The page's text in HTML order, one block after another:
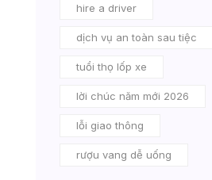
hire a driver
dịch vụ an toàn sau tiệc
tuổi thọ lốp xe
lời chúc năm mới 2026
lỗi giao thông
rượu vang dễ uống